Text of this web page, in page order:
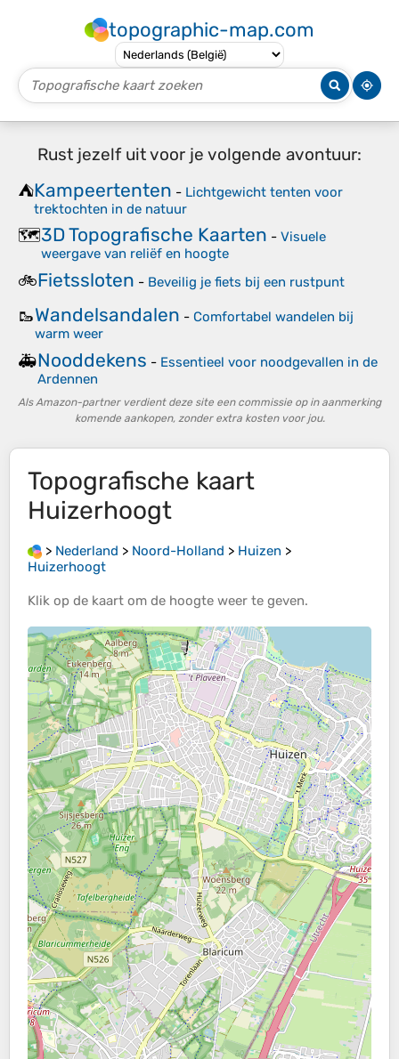
topographic-map.com
Rust jezelf uit voor je volgende avontuur:
⛺Kampeertenten - Lichtgewicht tenten voor
trektochten in de natuur
🗺️3D Topografische Kaarten - Visuele
weergave van reliëf en hoogte
🚲Fietssloten - Beveilig je fiets bij een rustpunt
🥾Wandelsandalen - Comfortabel wandelen bij
warm weer
🚑Nooddekens - Essentieel voor noodgevallen in de
Ardennen
Als Amazon-partner verdient deze site een commissie op in aanmerking
komende aankopen, zonder extra kosten voor jou.
Topografische kaart
Huizerhoogt
> Nederland > Noord-Holland > Huizen >
Huizerhoogt
Klik op de kaart om de hoogte weer te geven.